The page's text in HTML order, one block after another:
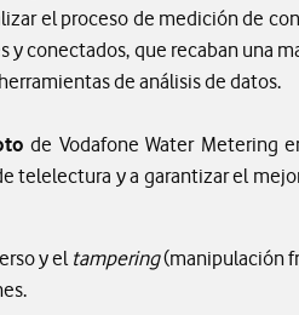
el proceso de medición de
conectados, que recaban una
de análisis de datos.
de Vodafone Water Metering
telelectura y a garantizar el
y eltampering(manipulación